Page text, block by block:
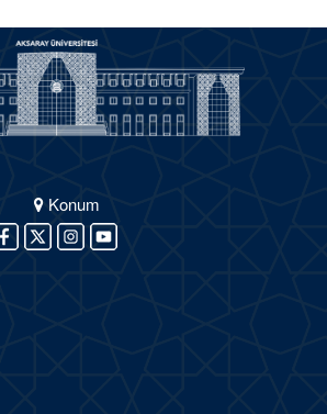
Konum